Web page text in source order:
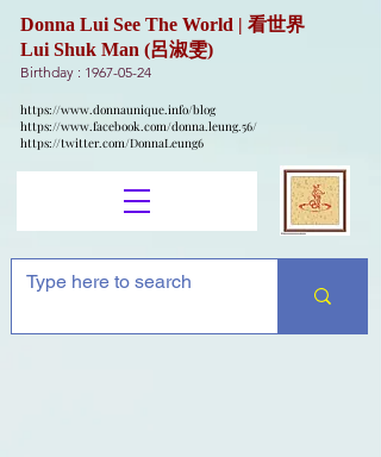
Donna Lui See The World | 看世界
Lui Shuk Man (呂淑雯)
Birthday : 1967-05-24
https://www.donnaunique.info/blog
https://www.facebook.com/donna.leung.56/
https://twitter.com/DonnaLeung6